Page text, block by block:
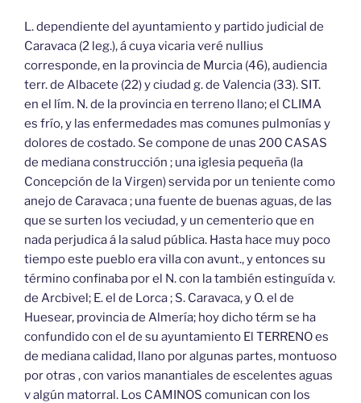
L. dependiente del ayuntamiento y partido judicial de
Caravaca (2 leg.), á cuya vicaria veré nullius
corresponde, en la provincia de Murcia (46), audiencia
terr. de Albacete (22) y ciudad g. de Valencia (33). SIT.
en el lím. N. de la provincia en terreno llano; el CLIMA
es frío, y las enfermedades mas comunes pulmonías y
dolores de costado. Se compone de unas 200 CASAS
de mediana construcción ; una iglesia pequeña (la
Concepción de la Virgen) servida por un teniente como
anejo de Caravaca ; una fuente de buenas aguas, de las
que se surten los veciudad, y un cementerio que en
nada perjudica á la salud pública. Hasta hace muy poco
tiempo este pueblo era villa con avunt., y entonces su
término confinaba por el N. con la también estinguída v.
de Arcbivel; E. el de Lorca ; S. Caravaca, y O. el de
Huesear, provincia de Almería; hoy dicho térm se ha
confundido con el de su ayuntamiento El TERRENO es
de mediana calidad, llano por algunas partes, montuoso
por otras , con varios manantiales de escelentes aguas
v algún matorral. Los CAMINOS comunican con los